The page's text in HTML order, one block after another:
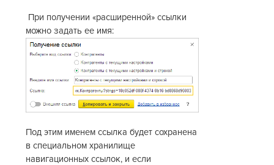
При получении «расширенной» ссылки
можно задать ее имя:
Под этим именем ссылка будет сохранена
в специальном хранилище
навигационных ссылок, и если